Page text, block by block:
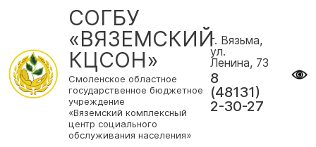
СОГБУ
«ВЯЗЕМСКИЙ
КЦСОН»
Смоленское областное
государственное бюджетное
учреждение
«Вяземский комплексный
центр социального
обслуживания населения»
г. Вязьма,
ул.
Ленина, 73
8
(48131)
2-30-27